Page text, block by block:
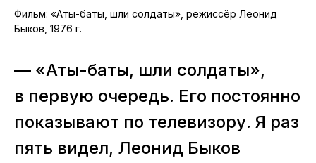
Фильм: «Аты-баты, шли солдаты», режиссёр Леонид
Быков, 1976 г.
— «Аты-баты, шли солдаты»,
в первую очередь. Его постоянно
показывают по телевизору. Я раз
пять видел, Леонид Быков